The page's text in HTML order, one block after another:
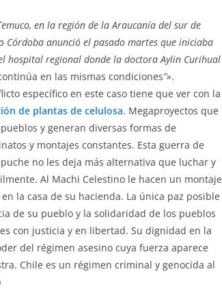
en la región de la Araucanía del sur de
Córdoba anunció el pasado martes que iniciaba
hospital regional donde la doctora Aylin Curihual
en las mismas condiciones”».
específico en este caso tiene que ver con la
de plantas de celulosa. Megaproyectos que
y generan diversas formas de
y montajes constantes. Esta guerra de
no les deja más alternativa que luchar y
Al Machi Celestino le hacen un montaje
la casa de su hacienda. La única paz posible
de su pueblo y la solidaridad de los pueblos
con justicia y en libertad. Su dignidad en la
del régimen asesino cuya fuerza aparece
Chile es un régimen criminal y genocida al